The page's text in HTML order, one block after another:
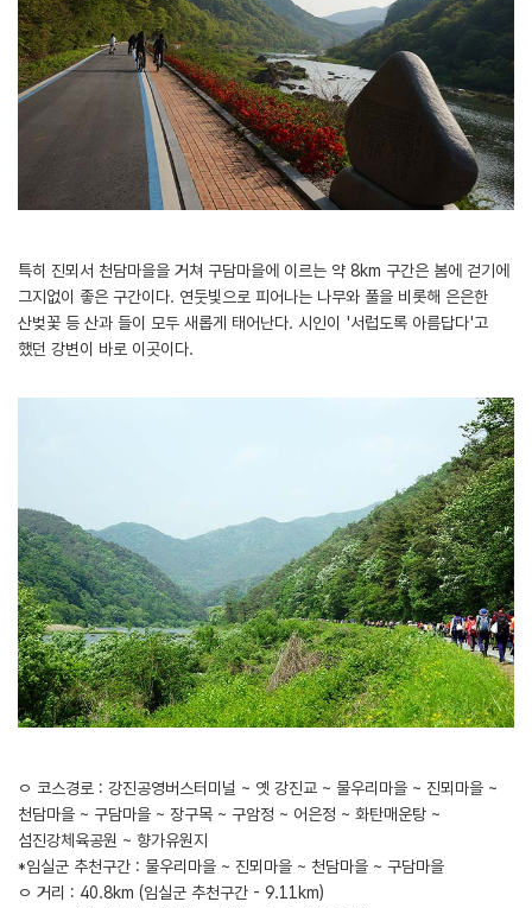
특히 진뫼서 천담마을을 거쳐 구담마을에 이르는 약 8km 구간은 봄에 걷기에
그지없이 좋은 구간이다. 연둣빛으로 피어나는 나무와 풀을 비롯해 은은한
산벚꽃 등 산과 들이 모두 새롭게 태어난다. 시인이 '서럽도록 아름답다'고
했던 강변이 바로 이곳이다.
ㅇ 코스경로 : 강진공영버스터미널 ~ 옛 강진교 ~ 물우리마을 ~ 진뫼마을 ~
천담마을 ~ 구담마을 ~ 장구목 ~ 구암정 ~ 어은정 ~ 화탄매운탕 ~
섬진강체육공원 ~ 향가유원지
*임실군 추천구간 : 물우리마을 ~ 진뫼마을 ~ 천담마을 ~ 구담마을
ㅇ 거리 : 40.8km (임실군 추천구간 - 9.11km)